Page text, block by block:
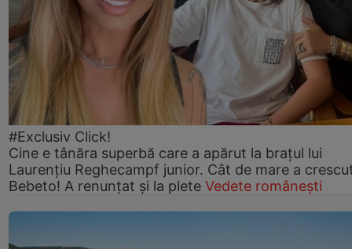
#Exclusiv Click!
Cine e tânăra superbă care a apărut la brațul lui
Laurențiu Reghecampf junior. Cât de mare a
Bebeto! A renunțat și la plete Vedete românești